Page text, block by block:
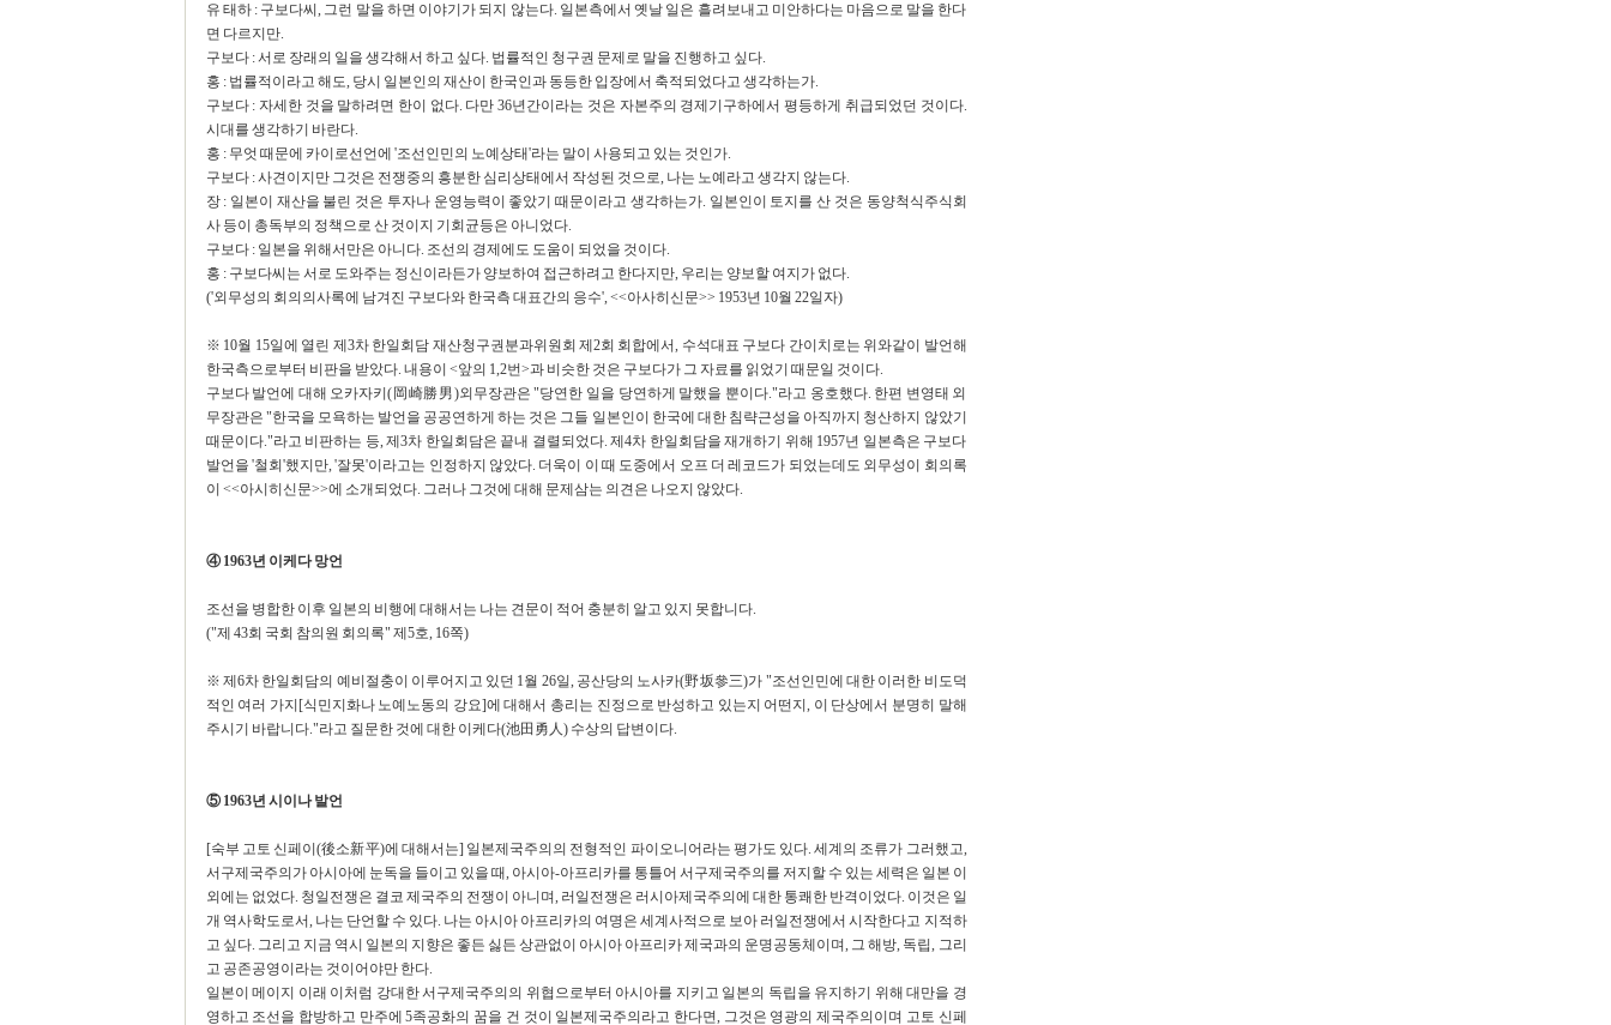
유 태하 : 구보다씨, 그런 말을 하면 이야기가 되지 않는다. 일본측에서 옛날 일은 흘려보내고 미안하다는 마음으로 말을 한다
면 다르지만.
구보다 : 서로 장래의 일을 생각해서 하고 싶다. 법률적인 청구권 문제로 말을 진행하고 싶다.
홍 : 법률적이라고 해도, 당시 일본인의 재산이 한국인과 동등한 입장에서 축적되었다고 생각하는가.
구보다 : 자세한 것을 말하려면 한이 없다. 다만 36년간이라는 것은 자본주의 경제기구하에서 평등하게 취급되었던 것이다.
시대를 생각하기 바란다.
홍 : 무엇 때문에 카이로선언에 '조선인민의 노예상태'라는 말이 사용되고 있는 것인가.
구보다 : 사견이지만 그것은 전쟁중의 흥분한 심리상태에서 작성된 것으로, 나는 노예라고 생각지 않는다.
장 : 일본이 재산을 불린 것은 투자나 운영능력이 좋았기 때문이라고 생각하는가. 일본인이 토지를 산 것은 동양척식주식회
사 등이 총독부의 정책으로 산 것이지 기회균등은 아니었다.
구보다 : 일본을 위해서만은 아니다. 조선의 경제에도 도움이 되었을 것이다.
홍 : 구보다씨는 서로 도와주는 정신이라든가 양보하여 접근하려고 한다지만, 우리는 양보할 여지가 없다.
('외무성의 회의의사록에 남겨진 구보다와 한국측 대표간의 응수', <<아사히신문>> 1953년 10월 22일자)
※ 10월 15일에 열린 제3차 한일회담 재산청구권분과위원회 제2회 회합에서, 수석대표 구보다 간이치로는 위와같이 발언해
한국측으로부터 비판을 받았다. 내용이 <앞의 1,2번>과 비슷한 것은 구보다가 그 자료를 읽었기 때문일 것이다.
구보다 발언에 대해 오카자키(岡崎勝男)외무장관은 "당연한 일을 당연하게 말했을 뿐이다."라고 옹호했다. 한편 변영태 외
무장관은 "한국을 모욕하는 발언을 공공연하게 하는 것은 그들 일본인이 한국에 대한 침략근성을 아직까지 청산하지 않았기
때문이다."라고 비판하는 등, 제3차 한일회담은 끝내 결렬되었다. 제4차 한일회담을 재개하기 위해 1957년 일본측은 구보다
발언을 '철회'했지만, '잘못'이라고는 인정하지 않았다. 더욱이 이 때 도중에서 오프 더 레코드가 되었는데도 외무성이 회의록
이 <<아시히신문>>에 소개되었다. 그러나 그것에 대해 문제삼는 의견은 나오지 않았다.
④ 1963년 이케다 망언
조선을 병합한 이후 일본의 비행에 대해서는 나는 견문이 적어 충분히 알고 있지 못합니다.
("제 43회 국회 참의원 회의록" 제5호, 16쪽)
※ 제6차 한일회담의 예비절충이 이루어지고 있던 1월 26일, 공산당의 노사카(野坂參三)가 "조선인민에 대한 이러한 비도덕
적인 여러 가지[식민지화나 노예노동의 강요]에 대해서 총리는 진정으로 반성하고 있는지 어떤지, 이 단상에서 분명히 말해
주시기 바랍니다."라고 질문한 것에 대한 이케다(池田勇人) 수상의 답변이다.
⑤ 1963년 시이나 발언
[숙부 고토 신페이(後소新平)에 대해서는] 일본제국주의의 전형적인 파이오니어라는 평가도 있다. 세계의 조류가 그러했고,
서구제국주의가 아시아에 눈독을 들이고 있을 때, 아시아-아프리카를 통틀어 서구제국주의를 저지할 수 있는 세력은 일본 이
외에는 없었다. 청일전쟁은 결코 제국주의 전쟁이 아니며, 러일전쟁은 러시아제국주의에 대한 통쾌한 반격이었다. 이것은 일
개 역사학도로서, 나는 단언할 수 있다. 나는 아시아 아프리카의 여명은 세계사적으로 보아 러일전쟁에서 시작한다고 지적하
고 싶다. 그리고 지금 역시 일본의 지향은 좋든 싫든 상관없이 아시아 아프리카 제국과의 운명공동체이며, 그 해방, 독립, 그리
고 공존공영이라는 것이어야만 한다.
일본이 메이지 이래 이처럼 강대한 서구제국주의의 위협으로부터 아시아를 지키고 일본의 독립을 유지하기 위해 대만을 경
영하고 조선을 합방하고 만주에 5족공화의 꿈을 건 것이 일본제국주의라고 한다면, 그것은 영광의 제국주의이며 고토 신페